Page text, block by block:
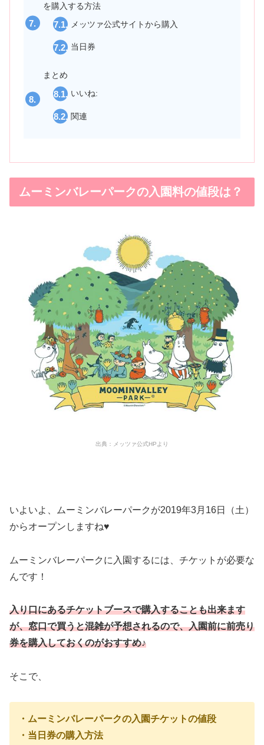
を購入する方法
メッツァ公式サイトから購入
当日券
まとめ
いいね:
関連
ムーミンバレーパークの入園料の値段は？
出典：メッツァ公式HPより
いよいよ、ムーミンバレーパークが2019年3月16日（土）
からオープンしますね♥
ムーミンバレーパークに入園するには、チケットが必要な
んです！
入り口にあるチケットブースで購入することも出来ます
が、窓口で買うと混雑が予想されるので、入園前に前売り
券を購入しておくのがおすすめ♪
そこで、
・ムーミンバレーパークの入園チケットの値段
・当日券の購入方法